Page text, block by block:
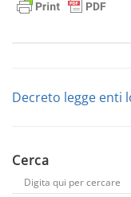
Decreto legge enti
Cerca